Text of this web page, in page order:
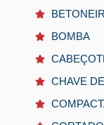
BOMBA
CHAVE